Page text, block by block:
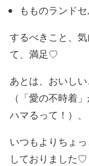
もものランドセ
するべきこと、
て、満足♡
あとは、おいし
（「愛の不時着
ハマるって！）、
いつもよりちょ
しておりました♡